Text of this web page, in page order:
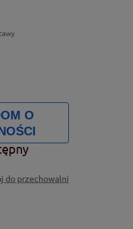
O
do przechowalni